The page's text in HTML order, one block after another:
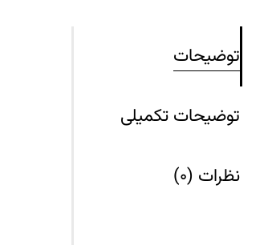
توضیحات
توضیحات تکمیلی
نظرات (0)